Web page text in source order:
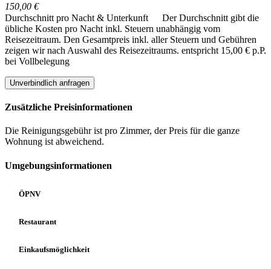
150,00 €
Durchschnitt pro Nacht & Unterkunft
Der Durchschnitt gibt die
übliche Kosten pro Nacht inkl. Steuern unabhängig vom
Reisezeitraum. Den Gesamtpreis inkl. aller Steuern und Gebühren
zeigen wir nach Auswahl des Reisezeitraums. entspricht 15,00 € p.P.
bei Vollbelegung
Unverbindlich anfragen
Zusätzliche Preisinformationen
Die Reinigungsgebühr ist pro Zimmer, der Preis für die ganze
Wohnung ist abweichend.
Umgebungsinformationen
ÖPNV
Restaurant
Einkaufsmöglichkeit